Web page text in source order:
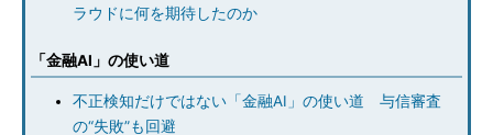
ラウドに何を期待したのか
「金融AI」の使い道
不正検知だけではない「金融AI」の使い道 与信審査
の“失敗”も回避